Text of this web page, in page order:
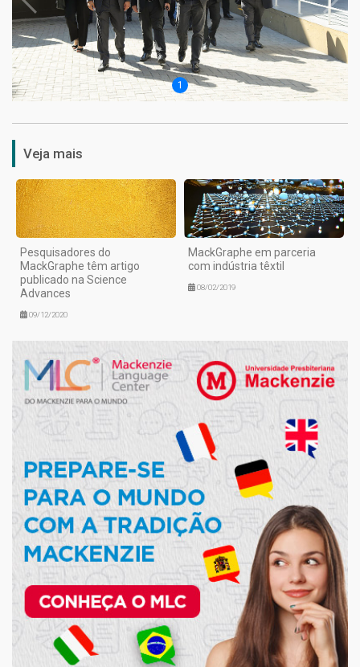
1
Veja mais
Pesquisadores do
MackGraphe têm artigo
publicado na Science
Advances
09/12/2020
MackGraphe em parceria
com indústria têxtil
08/02/2019